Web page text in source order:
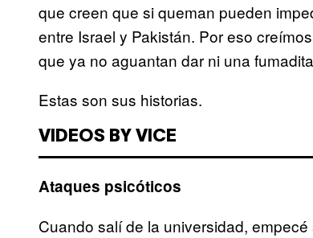
que creen que si queman pueden
entre Israel y Pakistán. Por eso
que ya no aguantan dar ni una
Estas son sus historias.
VIDEOS BY VICE
Ataques psicóticos
Cuando salí de la universidad,